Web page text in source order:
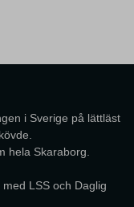
i Sverige på lättläst
hela Skaraborg.
LSS och Daglig